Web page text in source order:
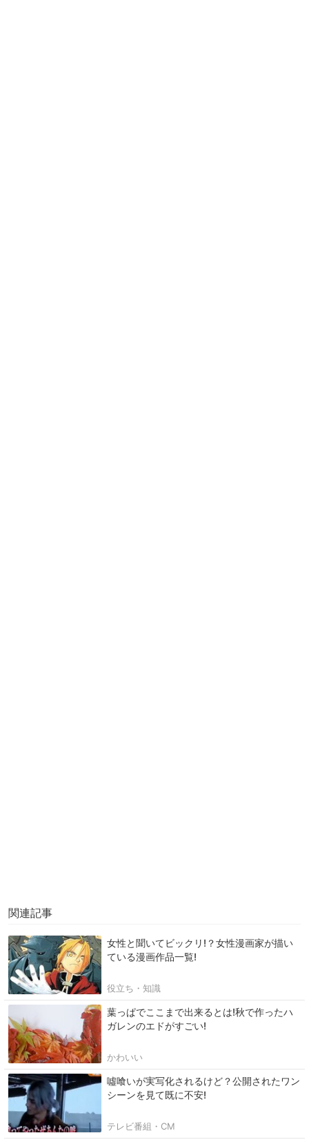
関連記事
女性と聞いてビックリ!？女性漫画家が描い
ている漫画作品一覧!
役立ち・知識
葉っぱでここまで出来るとは!秋で作ったハ
ガレンのエドがすごい!
かわいい
噓喰いが実写化されるけど？公開されたワン
シーンを見て既に不安!
テレビ番組・CM